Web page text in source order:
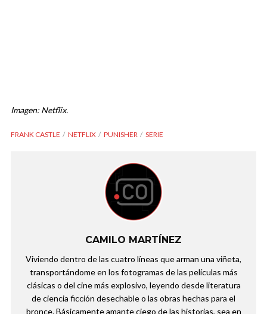
Imagen: Netflix.
FRANK CASTLE NETFLIX PUNISHER SERIE
CAMILO MARTÍNEZ
Viviendo dentro de las cuatro líneas que arman una viñeta,
transportándome en los fotogramas de las películas más
clásicas o del cine más explosivo, leyendo desde literatura
de ciencia ficción desechable o las obras hechas para el
bronce. Básicamente amante ciego de las historias, sea en